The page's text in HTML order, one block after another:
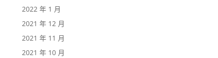
2022 年 1 月
2021 年 12 月
2021 年 11 月
2021 年 10 月